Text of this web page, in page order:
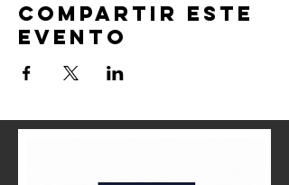
Compartir este
evento